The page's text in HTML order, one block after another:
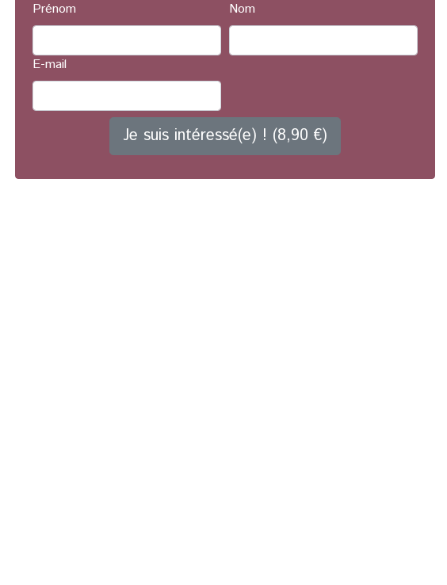
Prénom Nom
E-mail
Je suis intéressé(e) ! (8,90 €)